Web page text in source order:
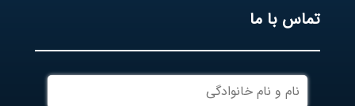
تماس با ما